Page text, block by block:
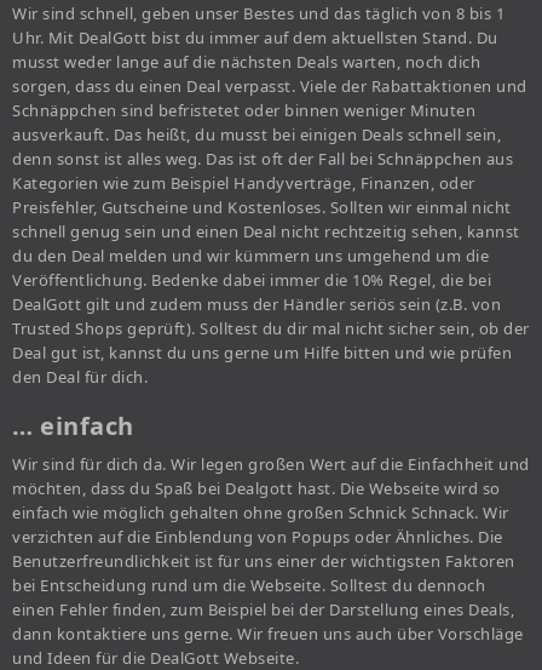
Wir sind schnell, geben unser Bestes und das täglich von 8 bis 1
Uhr. Mit DealGott bist du immer auf dem aktuellsten Stand. Du
musst weder lange auf die nächsten Deals warten, noch dich
sorgen, dass du einen Deal verpasst. Viele der Rabattaktionen und
Schnäppchen sind befristetet oder binnen weniger Minuten
ausverkauft. Das heißt, du musst bei einigen Deals schnell sein,
denn sonst ist alles weg. Das ist oft der Fall bei Schnäppchen aus
Kategorien wie zum Beispiel Handyverträge, Finanzen, oder
Preisfehler, Gutscheine und Kostenloses. Sollten wir einmal nicht
schnell genug sein und einen Deal nicht rechtzeitig sehen, kannst
du den Deal melden und wir kümmern uns umgehend um die
Veröffentlichung. Bedenke dabei immer die 10% Regel, die bei
DealGott gilt und zudem muss der Händler seriös sein (z.B. von
Trusted Shops geprüft). Solltest du dir mal nicht sicher sein, ob der
Deal gut ist, kannst du uns gerne um Hilfe bitten und wie prüfen
den Deal für dich.
… einfach
Wir sind für dich da. Wir legen großen Wert auf die Einfachheit und
möchten, dass du Spaß bei Dealgott hast. Die Webseite wird so
einfach wie möglich gehalten ohne großen Schnick Schnack. Wir
verzichten auf die Einblendung von Popups oder Ähnliches. Die
Benutzerfreundlichkeit ist für uns einer der wichtigsten Faktoren
bei Entscheidung rund um die Webseite. Solltest du dennoch
einen Fehler finden, zum Beispiel bei der Darstellung eines Deals,
dann kontaktiere uns gerne. Wir freuen uns auch über Vorschläge
und Ideen für die DealGott Webseite.